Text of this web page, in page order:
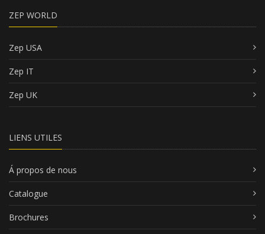
ZEP WORLD
Zep USA
Zep IT
Zep UK
LIENS UTILES
Á propos de nous
Catalogue
Brochures